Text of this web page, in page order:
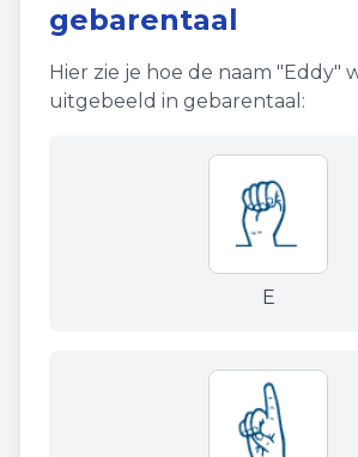
gebarentaal
Hier zie je hoe de naam "Eddy"
uitgebeeld in gebarentaal:
E